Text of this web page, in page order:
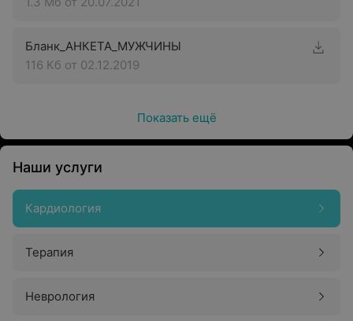
Бланк_АНКЕТА_МУЖЧИНЫ
116 Кб от 02.12.2019
Показать ещё
Наши услуги
Кардиология
Терапия
Неврология